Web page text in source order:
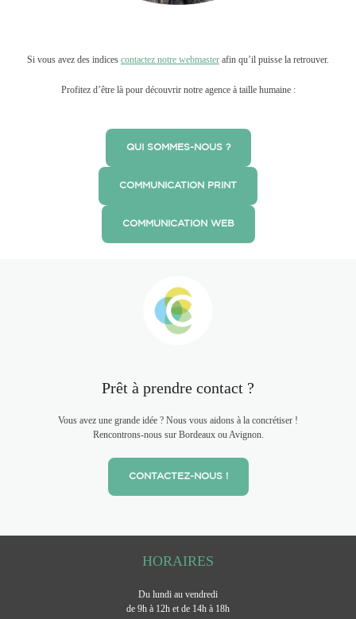
Si vous avez des indices contactez notre webmaster afin qu’il puisse la retrouver.
Profitez d’être là pour découvrir notre agence à taille humaine :
QUI SOMMES-NOUS ?
COMMUNICATION PRINT
COMMUNICATION WEB
Prêt à prendre contact ?
Vous avez une grande idée ? Nous vous aidons à la concrétiser !
Rencontrons-nous sur Bordeaux ou Avignon.
CONTACTEZ-NOUS !
HORAIRES
Du lundi au vendredi
de 9h à 12h et de 14h à 18h